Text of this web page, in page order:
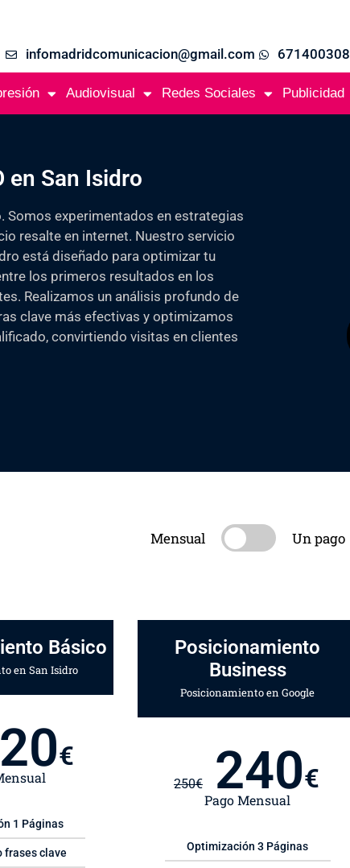
infomadridcomunicacion@gmail.com 671400308
Audiovisual Redes Sociales Publicidad
en San Isidro
Somos experimentados en estrategias
resalte en internet. Nuestro servicio
está diseñado para optimizar tu
los primeros resultados en los
Realizamos un análisis profundo de
clave más efectivas y optimizamos
convirtiendo visitas en clientes
Mensual Un pago
Básico
en San Isidro
€
1 Páginas
frases clave
Posicionamiento
Business
Posicionamiento en Google
250€ 240€
Pago Mensual
Optimización 3 Páginas